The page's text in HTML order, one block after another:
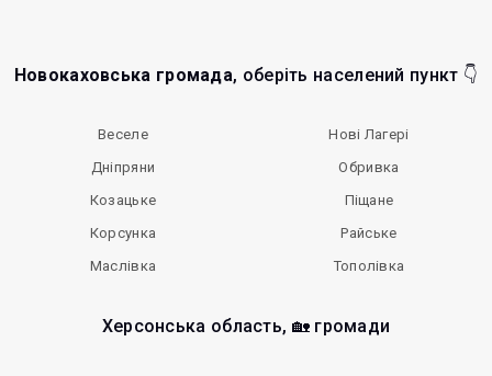
Новокаховська громада, оберіть населений пункт 👇
Веселе
Дніпряни
Козацьке
Корсунка
Маслівка
Нові Лагері
Обривка
Піщане
Райське
Тополівка
Херсонська область, 🏡 громади